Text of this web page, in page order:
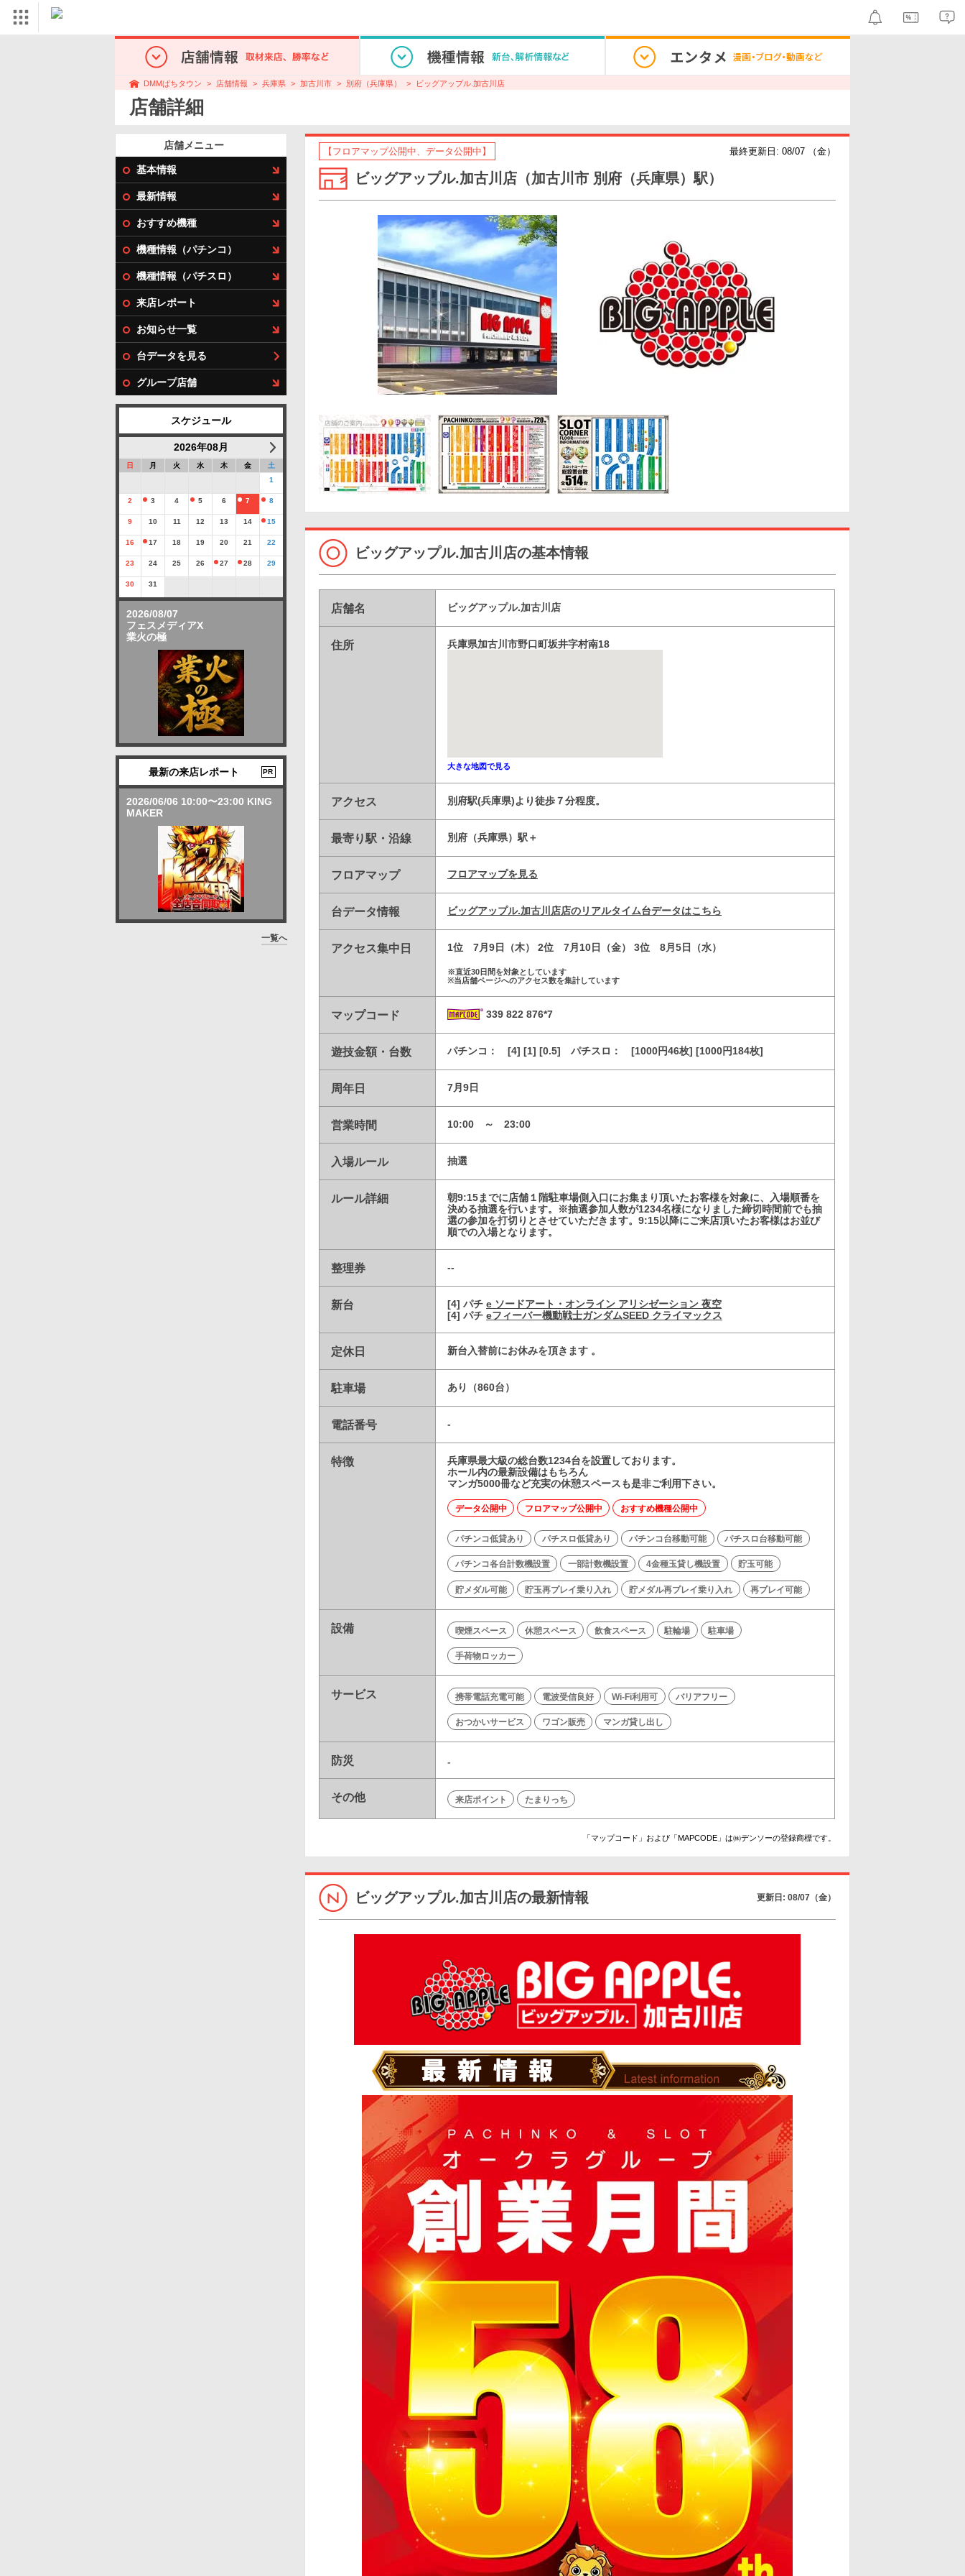
DMMぱちタウン 店舗情報 兵庫県 加古川市 別府（兵庫県） ビッグアップル.加古川店
店舗詳細
店舗メニュー
基本情報
最新情報
おすすめ機種
機種情報（パチンコ）
機種情報（パチスロ）
来店レポート
お知らせ一覧
台データを見る
グループ店舗
スケジュール
2026年08月
日 月 火 水 木 金
土
1
2 3 4 5 6 7 8
9 10 11 12 13 14 15
16 17 18 19 20 21 22
23 24 25 26 27 28 29
30 31
2026/08/07
フェスメディアX
業火の極
最新の来店レポート PR
2026/06/06 10:00〜23:00 KING
MAKER
一覧へ
【フロアマップ公開中、データ公開中】 最終更新日: 08/07 （金）
ビッグアップル.加古川店（加古川市 別府（兵庫県）駅）
ビッグアップル.加古川店の基本情報
店舗名 ビッグアップル.加古川店
住所 兵庫県加古川市野口町坂井字村南18
大きな地図で見る
アクセス 別府駅(兵庫県)より徒歩７分程度。
最寄り駅・沿線 別府（兵庫県）駅
フロアマップ フロアマップを見る
台データ情報 ビッグアップル.加古川店店のリアルタイム台データはこちら
アクセス集中日 1位 7月9日（木） 2位 7月10日（金） 3位 8月5日（水）
※直近30日間を対象としています
※当店舗ページへのアクセス数を集計しています
マップコード 339 822 876*7
遊技金額・台数 パチンコ： [4] [1] [0.5] パチスロ： [1000円46枚] [1000円184枚]
周年日 7月9日
営業時間 10:00 ～ 23:00
入場ルール 抽選
ルール詳細
朝9:15までに店舗１階駐車場側入口にお集まり頂いたお客様を対象に、入場順番を
決める抽選を行います。※抽選参加人数が1234名様になりました締切時間前でも抽
選の参加を打切りとさせていただきます。9:15以降にご来店頂いたお客様はお並び
順での入場となります。
整理券 --
新台 [4] パチ e ソードアート・オンライン アリシゼーション 夜空
[4] パチ eフィーバー機動戦士ガンダムSEED クライマックス
定休日 新台入替前にお休みを頂きます 。
駐車場 あり（860台）
電話番号 -
特徴
兵庫県最大級の総台数1234台を設置しております。
ホール内の最新設備はもちろん
マンガ5000冊など充実の休憩スペースも是非ご利用下さい。
データ公開中 フロアマップ公開中 おすすめ機種公開中
パチンコ低貸あり パチスロ低貸あり パチンコ台移動可能 パチスロ台移動可能
パチンコ各台計数機設置 一部計数機設置 4金種玉貸し機設置 貯玉可能
貯メダル可能 貯玉再プレイ乗り入れ 貯メダル再プレイ乗り入れ 再プレイ可能
設備 喫煙スペース 休憩スペース 飲食スペース 駐輪場 駐車場
手荷物ロッカー
サービス 携帯電話充電可能 電波受信良好 Wi-Fi利用可 バリアフリー
おつかいサービス ワゴン販売 マンガ貸し出し
防災 -
その他 来店ポイント たまりっち
「マップコード」および「MAPCODE」は㈱デンソーの登録商標です。
ビッグアップル.加古川店の最新情報 更新日: 08/07（金）